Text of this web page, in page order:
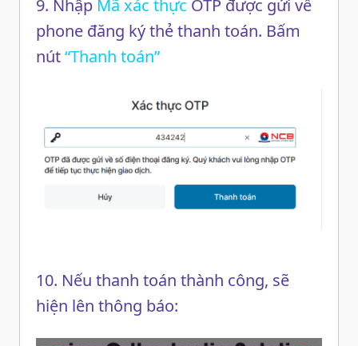
9. Nhập Mã xác thực OTP được gửi về
phone đăng ký thẻ thanh toán. Bấm
nút“Thanh toán”
10. Nếu thanh toán thành công, sẽ
hiện lên thông báo: